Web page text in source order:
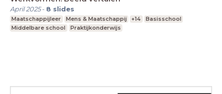
April 2025- 8 slides
Maatschappijleer Mens & Maatschappij +14
Basisschool
Middelbare school
Praktijkonderwijs